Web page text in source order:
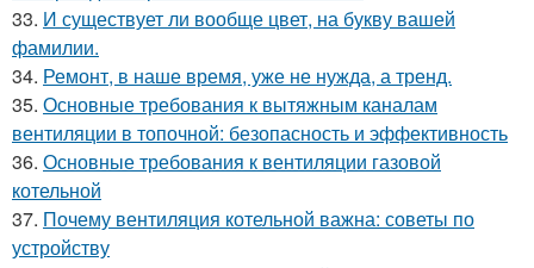
33. И существует ли вообще цвет, на букву вашей
фамилии.
34. Ремонт, в наше время, уже не нужда, а тренд.
35. Основные требования к вытяжным каналам
вентиляции в топочной: безопасность и эффективность
36. Основные требования к вентиляции газовой
котельной
37. Почему вентиляция котельной важна: советы по
устройству